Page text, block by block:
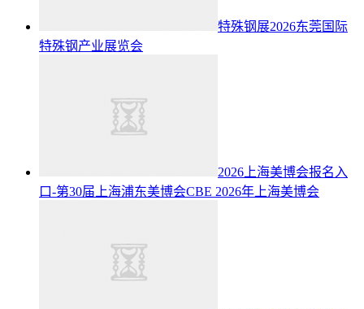
特殊钢展2026东莞国际
特殊钢产业展览会
2026上海美博会报名入
口-第30届上海浦东美博会CBE 2026年上海美博会